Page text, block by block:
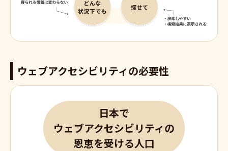
ウェブアクセシビリティの必要性
日本で
ウェブアクセシビリティの
恩恵を受ける人口